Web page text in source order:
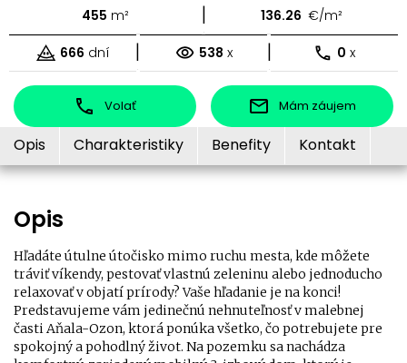
455 m² | 136.26 €/m²
666 dní | 538 x | 0 x
Volať Mám záujem
Opis Charakteristiky Benefity Kontakt
Opis
Hľadáte útulne útočisko mimo ruchu mesta, kde môžete
tráviť víkendy, pestovať vlastnú zeleninu alebo jednoducho
relaxovať v objatí prírody? Vaše hľadanie je na konci!
Predstavujeme vám jedinečnú nehnuteľnosť v malebnej
časti Aňala-Ozon, ktorá ponúka všetko, čo potrebujete pre
spokojný a pohodlný život. Na pozemku sa nachádza